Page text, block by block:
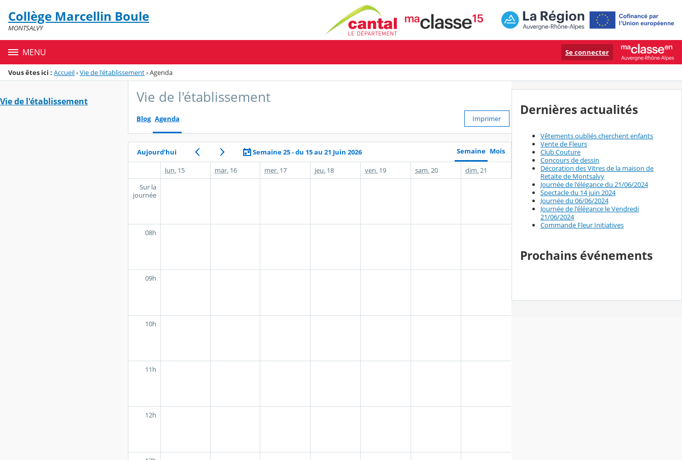
Menu de la rubrique
Contenu
Collège Marcellin Boule
MONTSALVY
MENU Se connecter
Vous êtes ici : Accueil›Vie de l'établissement›Agenda
Vie de l'établissement Vie de l'établissement
Blog Agenda Imprimer
Aujourd’hui Semaine 25 - du 15 au 21 Juin 2026 Semaine Mois
lun. 15 mar. 16 mer. 17 jeu. 18 ven. 19 sam. 20 dim. 21
Sur la
journée
08h
09h
10h
11h
12h
Dernières actualités
Vêtements oubliés cherchent enfants
Vente de Fleurs
Club Couture
Concours de dessin
Décoration des Vitres de la maison de
Retaite de Montsalvy
Journée de l'élégance du 21/06/2024
Spectacle du 14 juin 2024
Journée du 06/06/2024
Journée de l'élégance le Vendredi
21/06/2024
Commande Fleur Initiatives
Prochains événements